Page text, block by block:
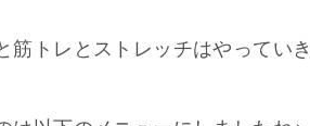
筋トレとストレッチはやってい